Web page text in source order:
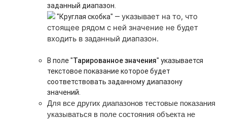
заданный диапазон.
"Круглая скобка" —указывает на то, что
стоящее рядом с ней значение не будет
входить в заданный диапазон.
В поле "Тарированное значения" указывается
текстовое показание которое будет
соответствовать заданному диапазону
значений.
Для все других диапазонов тестовые показания
указываться в поле состояния объекта не